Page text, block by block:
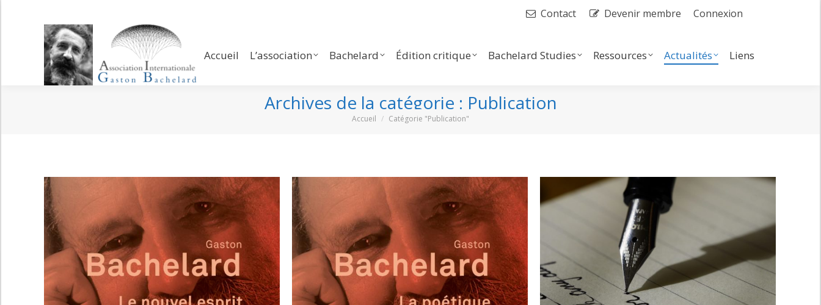
Contact Devenir membre Connexion
Accueil L’association Bachelard Édition critique Bachelard Studies Ressources Actualités Liens
Archives de la catégorie : Publication
Vous êtes ici :
Accueil Catégorie "Publication"
Bachelard Studies Ressources Actualités
Liens